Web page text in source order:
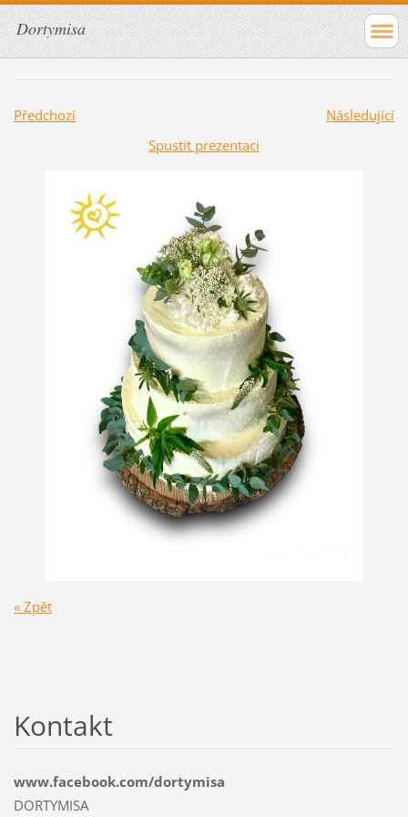
Dortymisa
Předchozí
Následující
Spustit prezentaci
« Zpět
Kontakt
www.facebook.com/dortymisa
DORTYMISA